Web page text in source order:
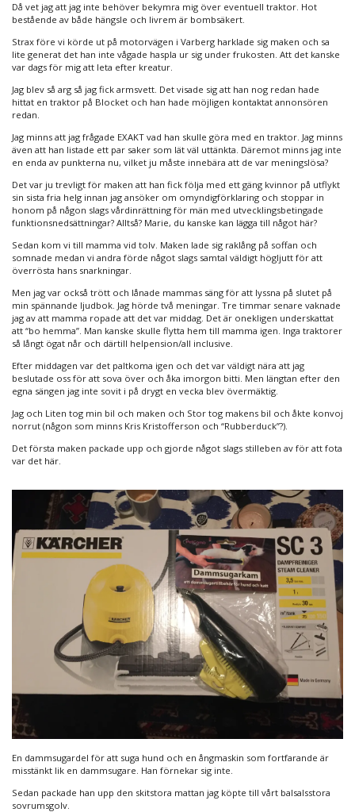
Då vet jag att jag inte behöver bekymra mig över eventuell traktor. Hot
bestående av både hängsle och livrem är bombsäkert.
Strax före vi körde ut på motorvägen i Varberg harklade sig maken och sa
lite generat det han inte vågade haspla ur sig under frukosten. Att det kanske
var dags för mig att leta efter kreatur.
Jag blev så arg så jag fick armsvett. Det visade sig att han nog redan hade
hittat en traktor på Blocket och han hade möjligen kontaktat annonsören
redan.
Jag minns att jag frågade EXAKT vad han skulle göra med en traktor. Jag minns
även att han listade ett par saker som lät väl uttänkta. Däremot minns jag inte
en enda av punkterna nu, vilket ju måste innebära att de var meningslösa?
Det var ju trevligt för maken att han fick följa med ett gäng kvinnor på utflykt
sin sista fria helg innan jag ansöker om omyndigförklaring och stoppar in
honom på någon slags vårdinrättning för män med utvecklingsbetingade
funktionsnedsättningar? Alltså? Marie, du kanske kan lägga till något här?
Sedan kom vi till mamma vid tolv. Maken lade sig raklång på soffan och
somnade medan vi andra förde något slags samtal väldigt högljutt för att
överrösta hans snarkningar.
Men jag var också trött och lånade mammas säng för att lyssna på slutet på
min spännande ljudbok. Jag hörde två meningar. Tre timmar senare vaknade
jag av att mamma ropade att det var middag. Det är onekligen underskattat
att “bo hemma”. Man kanske skulle flytta hem till mamma igen. Inga traktorer
så långt ögat når och därtill helpension/all inclusive.
Efter middagen var det paltkoma igen och det var väldigt nära att jag
beslutade oss för att sova över och åka imorgon bitti. Men längtan efter den
egna sängen jag inte sovit i på drygt en vecka blev övermäktig.
Jag och Liten tog min bil och maken och Stor tog makens bil och åkte konvoj
norrut (någon som minns Kris Kristofferson och “Rubberduck”?).
Det första maken packade upp och gjorde något slags stilleben av för att fota
var det här.
En dammsugardel för att suga hund och en ångmaskin som fortfarande är
misstänkt lik en dammsugare. Han förnekar sig inte.
Sedan packade han upp den skitstora mattan jag köpte till vårt balsalsstora
sovrumsgolv.